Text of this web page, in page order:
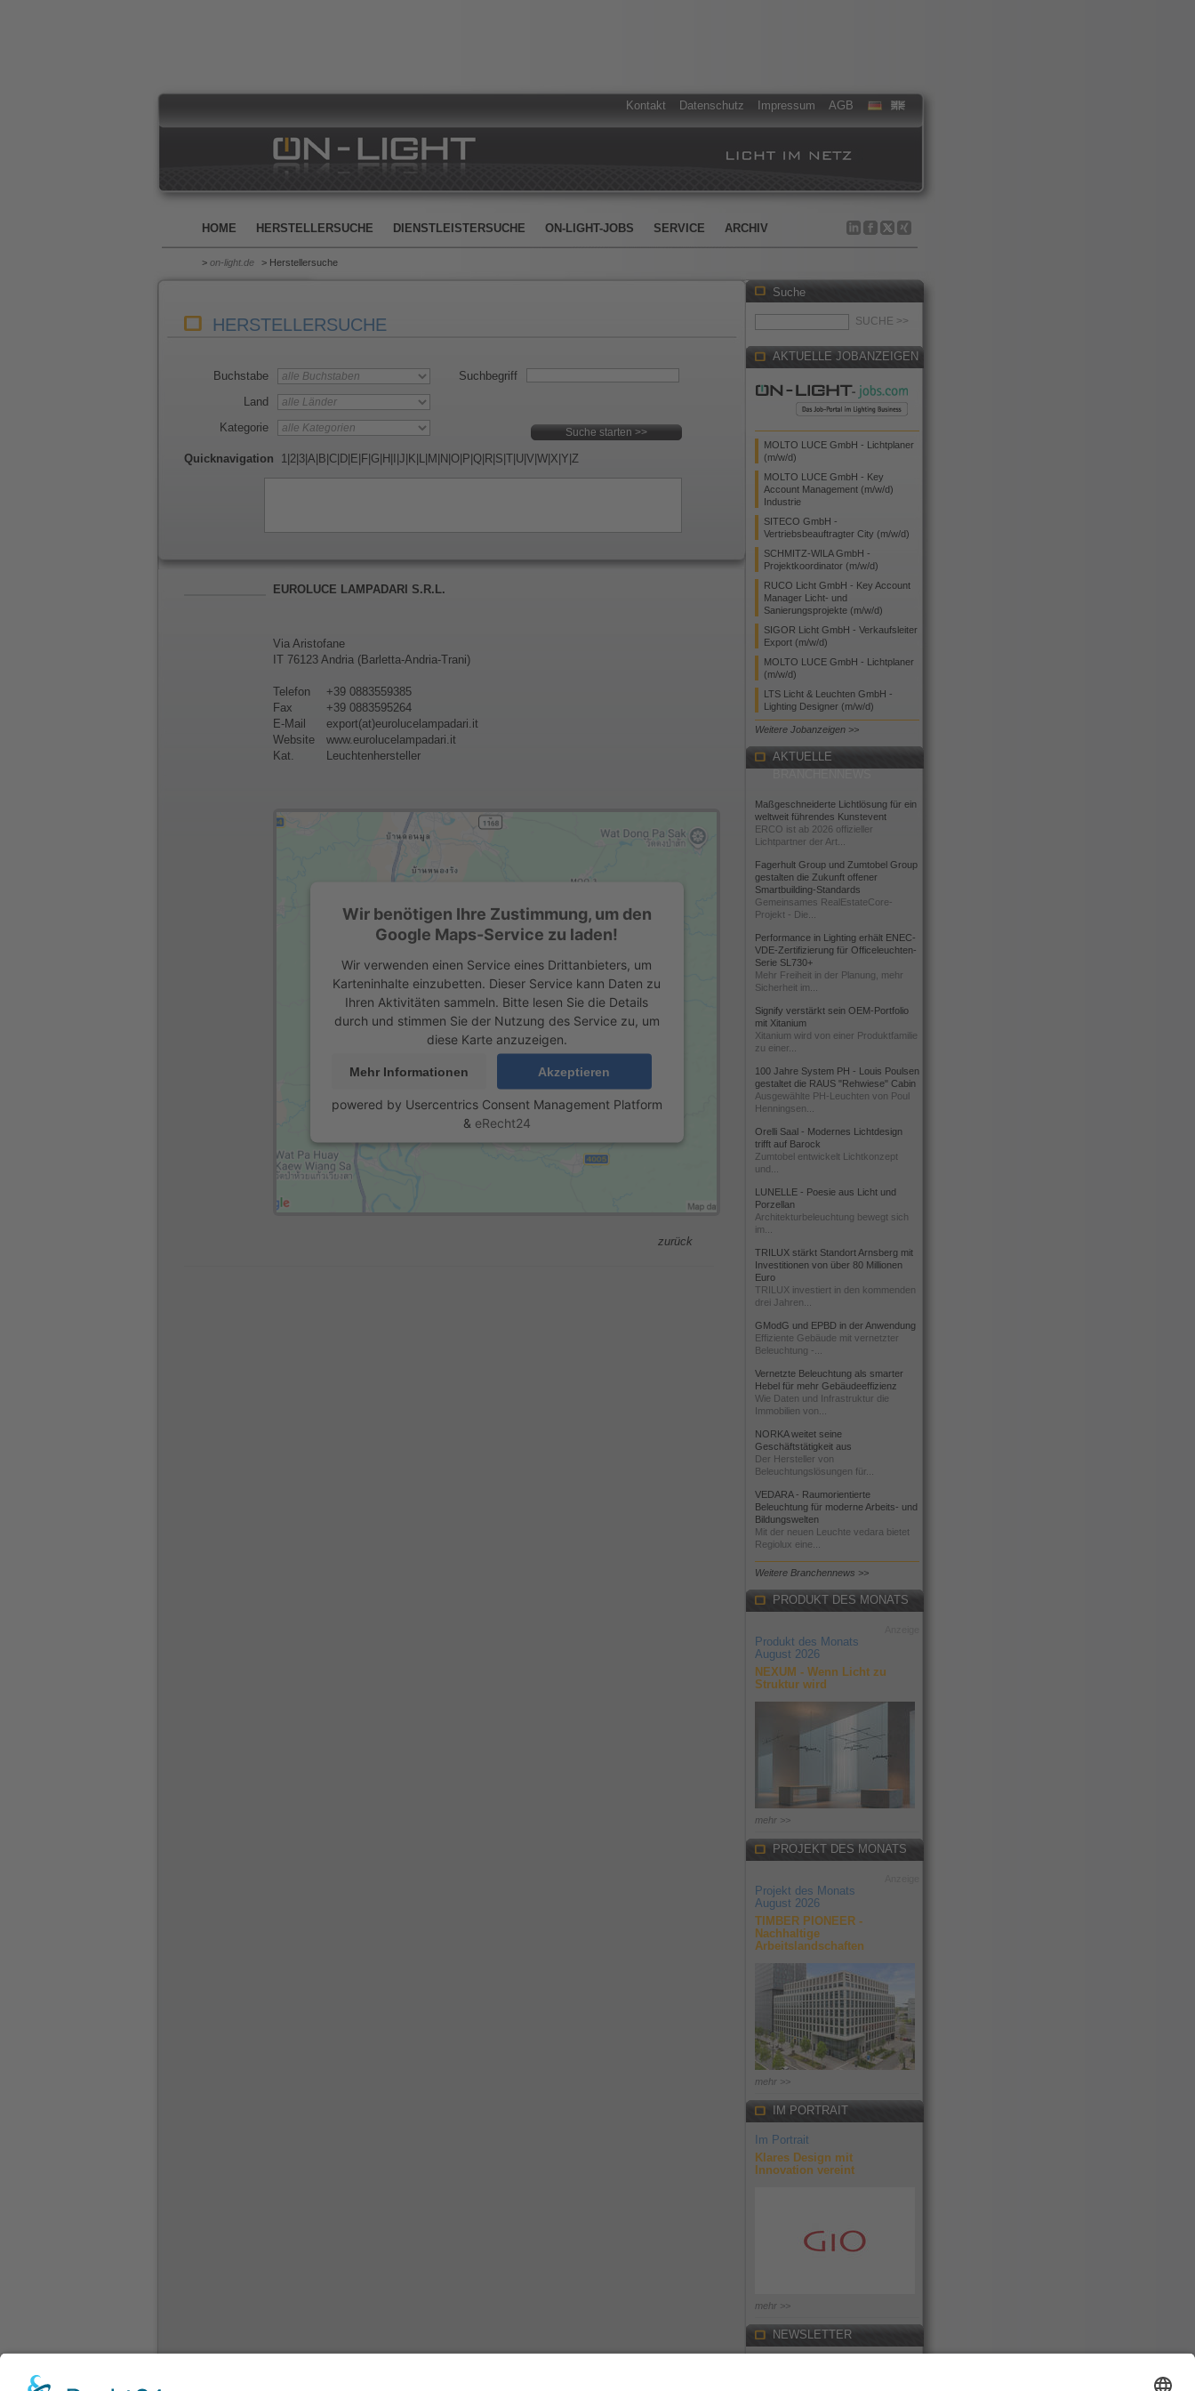
Kontakt Datenschutz Impressum AGB
HOME HERSTELLERSUCHE DIENSTLEISTERSUCHE ON-LIGHT-JOBS SERVICE ARCHIV
> on-light.de > Herstellersuche
HERSTELLERSUCHE
Buchstabe
Land
Kategorie
Suchbegriff
Quicknavigation 1 2 3 A B C D E F G H J K L M N O P Q R S T U V W X Y Z
EUROLUCE LAMPADARI S.R.L.
Via Aristofane
IT 76123 Andria (Barletta-Andria-Trani)
Telefon
+39 0883559385
Fax
+39 0883595264
E-Mail
export(at)eurolucelampadari.it
Website
www.eurolucelampadari.it
Kat.
Leuchtenhersteller
Wir benötigen Ihre Zustimmung, um den
Google Maps-Service zu laden!
Wir verwenden einen Service eines Drittanbieters, um
Karteninhalte einzubetten. Dieser Service kann Daten zu
Ihren Aktivitäten sammeln. Bitte lesen Sie die Details
durch und stimmen Sie der Nutzung des Service zu, um
diese Karte anzuzeigen.
Mehr Informationen Akzeptieren
powered by Usercentrics Consent Management Platform
& eRecht24
zurück
Suche
AKTUELLE JOBANZEIGEN
MOLTO LUCE GmbH - Lichtplaner
(m/w/d)
MOLTO LUCE GmbH - Key
Account Management (m/w/d)
Industrie
SITECO GmbH -
Vertriebsbeauftragter City (m/w/d)
SCHMITZ-WILA GmbH -
Projektkoordinator (m/w/d)
RUCO Licht GmbH - Key Account
Manager Licht- und
Sanierungsprojekte (m/w/d)
SIGOR Licht GmbH - Verkaufsleiter
Export (m/w/d)
MOLTO LUCE GmbH - Lichtplaner
(m/w/d)
LTS Licht & Leuchten GmbH -
Lighting Designer (m/w/d)
Weitere Jobanzeigen >>
AKTUELLE
Maßgeschneiderte Lichtlösung für ein
weltweit führendes Kunstevent
ERCO ist ab 2026 offizieller
Lichtpartner der Art...
Fagerhult Group und Zumtobel Group
gestalten die Zukunft offener
Smartbuilding-Standards
Gemeinsames RealEstateCore-
Projekt - Die...
Performance in Lighting erhält ENEC-
VDE-Zertifizierung für Officeleuchten-
Serie SL730+
Mehr Freiheit in der Planung, mehr
Sicherheit im...
Signify verstärkt sein OEM-Portfolio
mit Xitanium
Xitanium wird von einer Produktfamilie
zu einer...
100 Jahre System PH - Louis Poulsen
gestaltet die RAUS "Rehwiese" Cabin
Ausgewählte PH-Leuchten von Poul
Henningsen...
Orelli Saal - Modernes Lichtdesign
trifft auf Barock
Zumtobel entwickelt Lichtkonzept
und...
LUNELLE - Poesie aus Licht und
Porzellan
Architekturbeleuchtung bewegt sich
im...
TRILUX stärkt Standort Arnsberg mit
Investitionen von über 80 Millionen
Euro
TRILUX investiert in den kommenden
drei Jahren...
GModG und EPBD in der Anwendung
Effiziente Gebäude mit vernetzter
Beleuchtung -...
Vernetzte Beleuchtung als smarter
Hebel für mehr Gebäudeeffizienz
Wie Daten und Infrastruktur die
Immobilien von...
NORKA weitet seine
Geschäftstätigkeit aus
Der Hersteller von
Beleuchtungslösungen für...
VEDARA - Raumorientierte
Beleuchtung für moderne Arbeits- und
Bildungswelten
Mit der neuen Leuchte vedara bietet
Regiolux eine...
Weitere Branchennews >>
PRODUKT DES MONATS
Produkt des Monats
August 2026
NEXUM - Wenn Licht zu
Struktur wird
mehr >>
PROJEKT DES MONATS
Projekt des Monats
August 2026
TIMBER PIONEER -
Nachhaltige
Arbeitslandschaften
mehr >>
IM PORTRAIT
Im Portrait
Klares Design mit
Innovation vereint
mehr >>
NEWSLETTER